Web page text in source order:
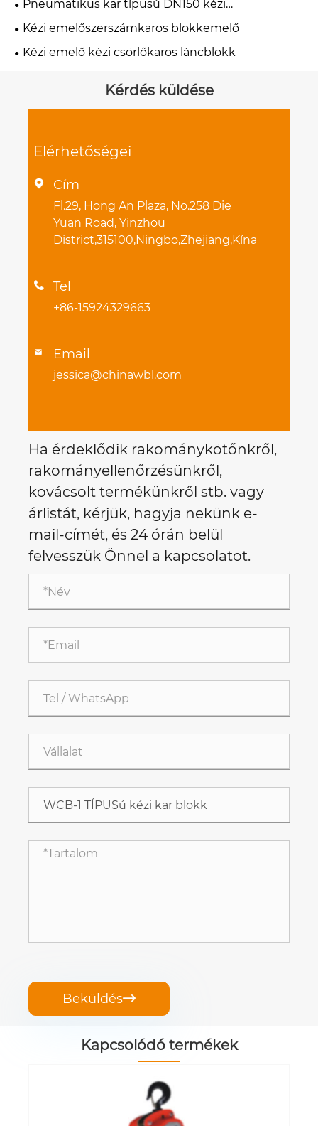
Pneumatikus kar típusú DN150 kézi
pillangószelep
Kézi emelőszerszámkaros blokkemelő
Kézi emelő kézi csörlőkaros láncblokk
Kérdés küldése
Elérhetőségei
 Cím
Fl.29, Hong An Plaza, No.258 Die
Yuan Road, Yinzhou
District,315100,Ningbo,Zhejiang,Kína
 Tel
+86-15924329663
 Email
jessica@chinawbl.com
Ha érdeklődik rakománykötőnkről,
rakományellenőrzésünkről,
kovácsolt termékünkről stb. vagy
árlistát, kérjük, hagyja nekünk e-
mail-címét, és 24 órán belül
felvesszük Önnel a kapcsolatot.
Beküldés
Kapcsolódó termékek
WCB-1 láncblokk